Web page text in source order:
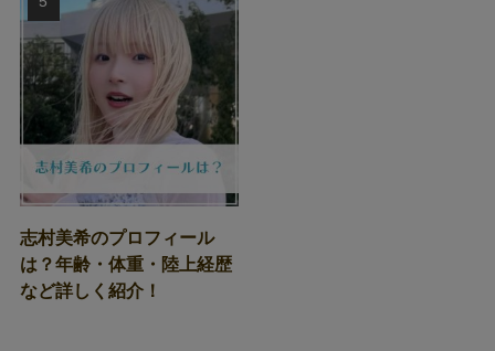
志村美希のプロフィール
は？年齢・体重・陸上経歴
など詳しく紹介！